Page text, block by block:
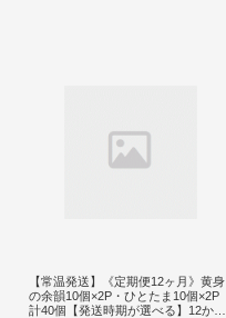
【常温発送】《定期便12ヶ月》黄身
の余韻10個×2P・ひとたま10個×2P
計40個【発送時期が選べる】12か月